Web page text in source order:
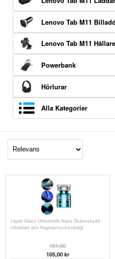
Lenovo Tab M11
Lenovo Tab M11 Hållare
Powerbank
Hörlurar
Alla Kategorier
Liquid Glass Universellt Nano Skärmskydd -
Ultraklart och fingeravtrycksvänligt
151,00
105,00kr